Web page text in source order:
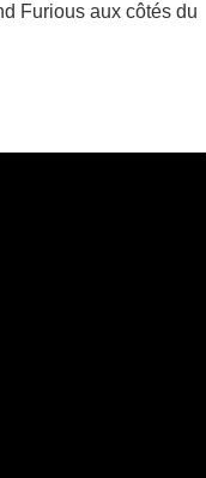
Furious aux côtés du